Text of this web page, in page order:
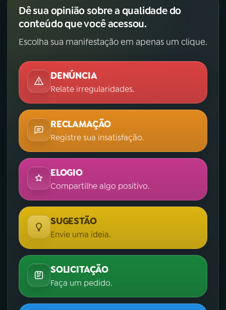
Dê sua opinião sobre a qualidade do
conteúdo que você acessou.
Escolha sua manifestação em apenas um clique.
DENÚNCIA
Relate irregularidades.
RECLAMAÇÃO
Registre sua insatisfação.
ELOGIO
Compartilhe algo positivo.
SUGESTÃO
Envie uma ideia.
SOLICITAÇÃO
Faça um pedido.